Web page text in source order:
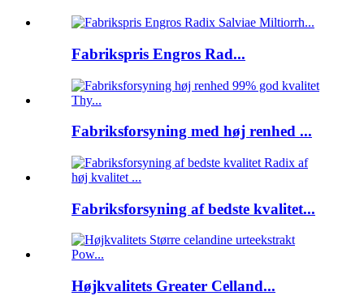
Fabrikspris Engros Rad...
Fabriksforsyning med høj renhed ...
Fabriksforsyning af bedste kvalitet...
Højkvalitets Greater Celland...